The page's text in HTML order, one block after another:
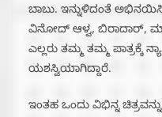
ಬಾಬು. ಇನ್ನುಳಿದಂತೆ
ವಿನೋದ್ ಆಳ್ವ, ಬಿರಾದಾರ್,
ಎಲ್ಲರು ತಮ್ಮ ತಮ್ಮ ಪಾತ್ರಕ್ಕೆ
ಯಶಸ್ವಿಯಾಗಿದ್ದಾರೆ.
ಇಂತಹ ಒಂದು ವಿಭಿನ್ನ